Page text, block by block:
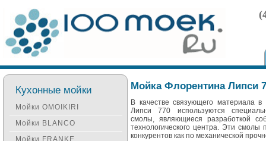
Мойка Флорентина Липси
В качестве связующего материала
Липси 770 используются
смолы, являющиеся разработкой
технологического центра. Эти
конкурентов как по механической
Кухонные мойки
Мойки OMOIKIRI
Мойки BLANCO
Мойки FRANKE